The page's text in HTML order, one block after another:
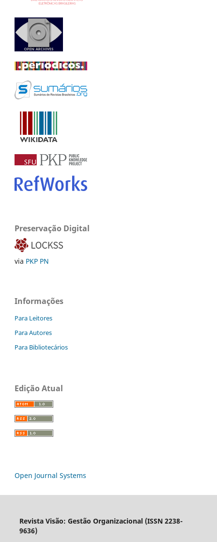
Preservação Digital
via PKP PN
Informações
Para Leitores
Para Autores
Para Bibliotecários
Edição Atual
Open Journal Systems
Revista Visão: Gestão Organizacional (ISSN 2238-
9636)